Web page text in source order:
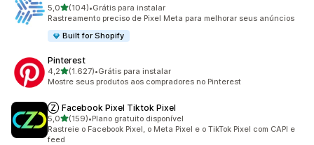
5,0de 5 estrelas
(104)
104 avaliações ao todo
•Grátis para instalar
Rastreamento preciso de Pixel Meta para melhorar seus anúncios
Built for Shopify
Pinterest
4,2de 5 estrelas
(1.627)
1627 avaliações ao todo
•Grátis para instalar
Mostre seus produtos aos compradores no Pinterest
Ⓩ Facebook Pixel Tiktok Pixel
5,0de 5 estrelas
(159)
159 avaliações ao todo
•Plano gratuito disponível
Rastreie o Facebook Pixel, o Meta Pixel e o TikTok Pixel com CAPI e
feed